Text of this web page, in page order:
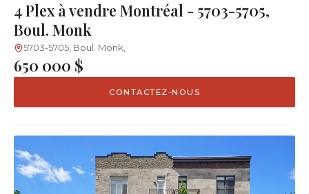
4 Plex à vendre Montréal - 5703-5705,
Boul. Monk
5703-5705, Boul. Monk,
650 000 $
CONTACTEZ-NOUS